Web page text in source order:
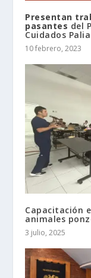
Presentan
pasantes del
Cuidados
10 febrero, 2023
Capacitación
animales
3 julio, 2025